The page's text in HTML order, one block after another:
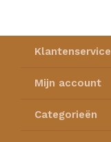
Klantenservice
Mijn account
Categorieën